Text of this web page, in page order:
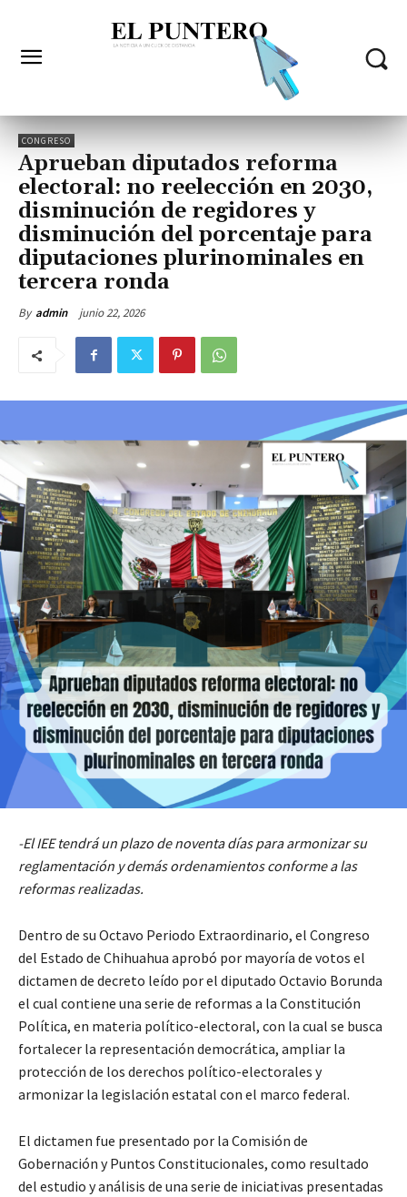
CONGRESO
Aprueban diputados reforma
electoral: no reelección en 2030,
disminución de regidores y
disminución del porcentaje para
diputaciones plurinominales en
tercera ronda
By admin junio 22, 2026
-El IEE tendrá un plazo de noventa días para armonizar su
reglamentación y demás ordenamientos conforme a las
reformas realizadas.
Dentro de su Octavo Periodo Extraordinario, el Congreso
del Estado de Chihuahua aprobó por mayoría de votos el
dictamen de decreto leído por el diputado Octavio Borunda
el cual contiene una serie de reformas a la Constitución
Política, en materia político-electoral, con la cual se busca
fortalecer la representación democrática, ampliar la
protección de los derechos político-electorales y
armonizar la legislación estatal con el marco federal.
El dictamen fue presentado por la Comisión de
Gobernación y Puntos Constitucionales, como resultado
del estudio y análisis de una serie de iniciativas presentadas